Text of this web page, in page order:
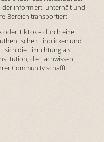
der informiert, unterhält und
Bereich transportiert.
oder TikTok – durch eine
Einblicken und
sich die Einrichtung als
die Fachwissen
Community schafft.